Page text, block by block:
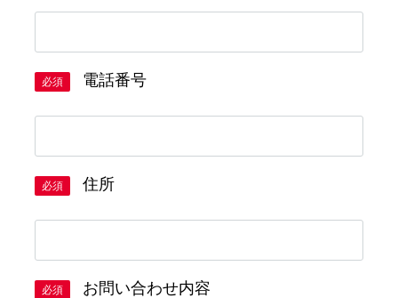
必須 電話番号
必須 住所
必須 お問い合わせ内容